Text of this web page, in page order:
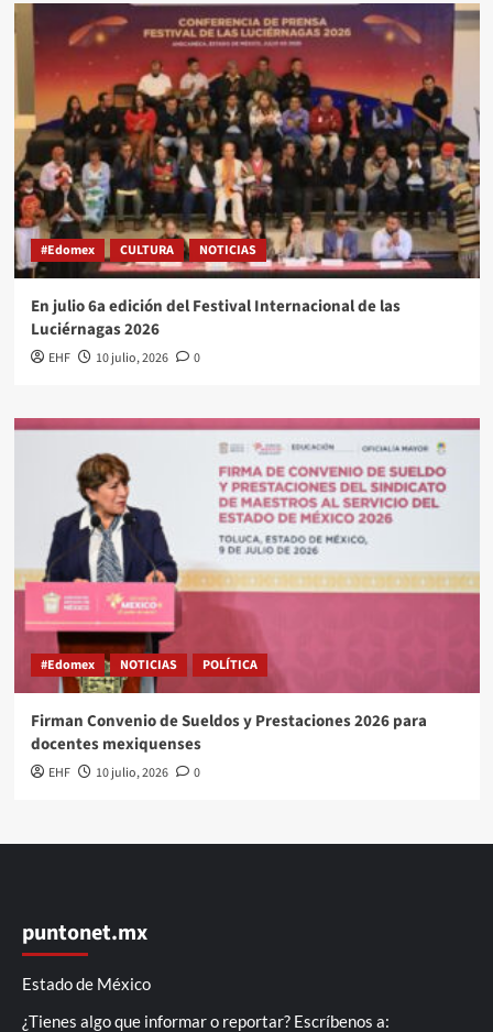
#Edomex CULTURA NOTICIAS
En julio 6a edición del Festival Internacional de las
Luciérnagas 2026
EHF 10 julio, 2026 0
#Edomex NOTICIAS POLÍTICA
Firman Convenio de Sueldos y Prestaciones 2026 para
docentes mexiquenses
EHF 10 julio, 2026 0
puntonet.mx
Estado de México
¿Tienes algo que informar o reportar? Escríbenos a: